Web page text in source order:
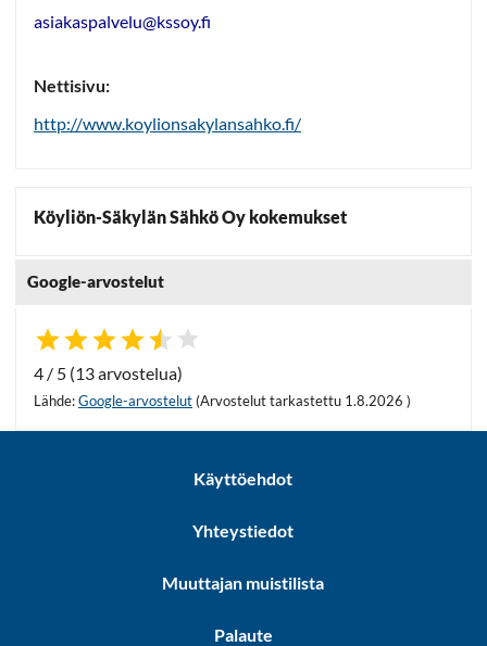
asiakaspalvelu@kssoy.fi
Nettisivu:
http://www.koylionsakylansahko.fi/
Köyliön-Säkylän Sähkö Oy kokemukset
Google-arvostelut
4 / 5 (13 arvostelua)
Lähde:Google-arvostelut (Arvostelut tarkastettu 1.8.2026 )
Käyttöehdot
Yhteystiedot
Muuttajan muistilista
Palaute